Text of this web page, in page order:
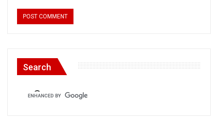
Search